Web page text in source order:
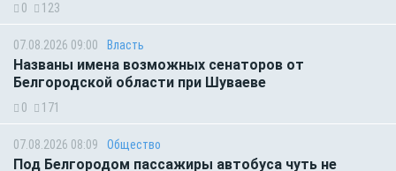
0 123
07.08.2026 09:00 Власть
Названы имена возможных сенаторов от
Белгородской области при Шуваеве
0 171
07.08.2026 08:09 Общество
Под Белгородом пассажиры автобуса чуть не